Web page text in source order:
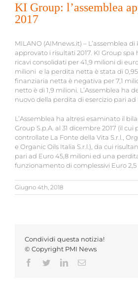
KI Group: l’assemblea
2017
MILANO (AIMnews.it) – L’assemblea di
approvato i risultati 2017. KI Group spa
ricavi consolidati per 41,9 milioni di
milioni e la perdita netta è stata di
finanziaria netta è negativa per 7,1
netto è di 1,9 milioni. L’Assemblea ha
nuovo della perdita di esercizio pari ad
L’Assemblea ha altresì esaminato il
Group S.p.A. al 31 dicembre 2017 (il
controllate La Fonte della Vita S.r.l.,
e Organic Oils Italia S.r.l.), da cui
pari ad Euro 45,8 milioni ed una
funzionamento di complessivi Euro 2,5
Giugno 4th, 2018
Condividi questa notizia!
© Copyright PMI News
Facebook
TwitterLinkedInEmail